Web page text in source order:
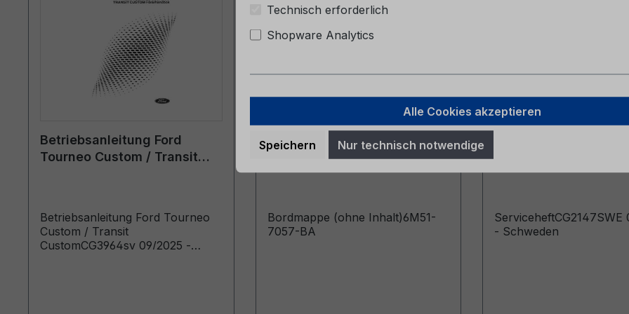
Betriebsanleitung Ford
Tourneo Custom / Transit
Betriebsanleitung Ford Tourneo
Custom / Transit
CustomCG3964sv 09/2025 -
Bordmappe (ohne Inhalt)
6M51-7057-BA
Bordmappe (ohne Inhalt)6M51-
7057-BA
ServiceheftCG2147SWE
- Schweden
Technisch erforderlich
Shopware Analytics
Alle Cookies akzeptieren
Speichern Nur technisch notwendige